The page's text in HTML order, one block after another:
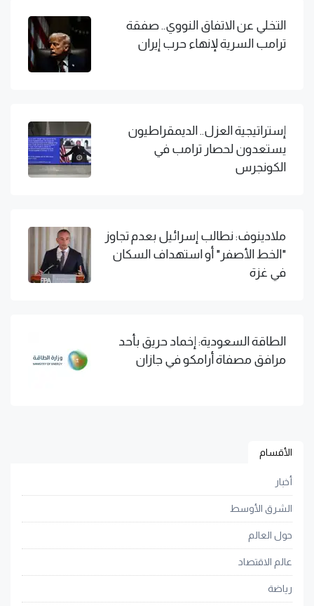
التخلي عن الاتفاق النووي.. صفقة
ترامب السرية لإنهاء حرب إيران
إستراتيجية العزل.. الديمقراطيون
يستعدون لحصار ترامب في
الكونجرس
ملادينوف: نطالب إسرائيل بعدم تجاوز
"الخط الأصفر" أو استهداف السكان
في غزة
الطاقة السعودية: إخماد حريق بأحد
مرافق مصفاة أرامكو في جازان
الأقسام
أخبار
الشرق الأوسط
حول العالم
عالم الاقتصاد
رياضة